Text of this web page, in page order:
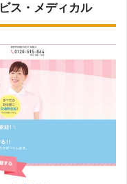
ス・メディカル